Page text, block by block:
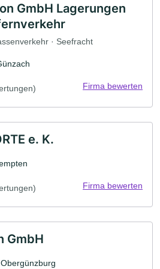
GmbH Lagerungen
· Seefracht
Firma bewerten
e. K.
Firma bewerten
GmbH